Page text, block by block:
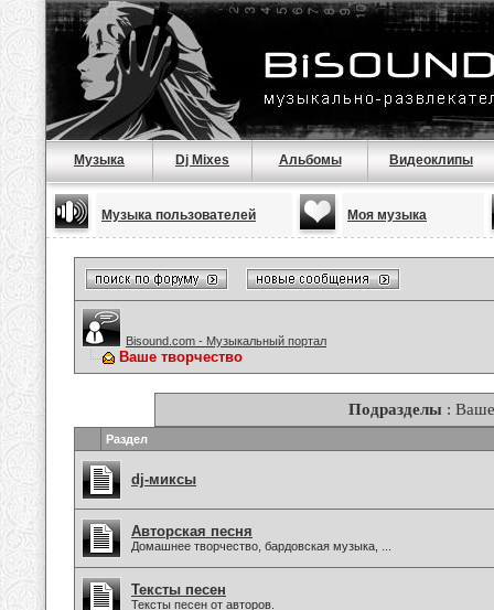
Музыка Dj Mixes Альбомы Видеоклипы
Музыка пользователей Моя музыка
Bisound.com - Музыкальный портал
Ваше творчество
Подразделы :
Раздел
dj-миксы
Авторская песня
Домашнее творчество, бардовская музыка, ...
Тексты песен
Тексты песен от авторов.